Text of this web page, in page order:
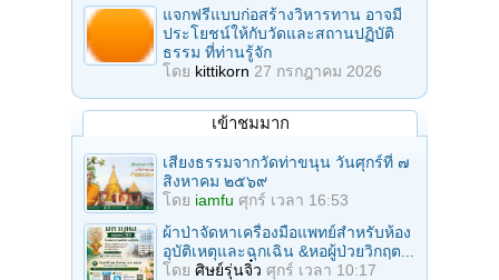
แจกฟรีแบบก่อสร้างวิหารทาน อาจมี
ประโยชน์ให้กับวัดและสถานปฏิบัติ
ธรรม ที่ท่านรู้จัก
โดย kittikorn 27 กรกฎาคม 2026
เข้าชมมาก
เสียงธรรมจากวัดท่าขนุน วันศุกร์ที่ ๗
สิงหาคม ๒๕๖๙
โดย iamfu ศุกร์ เวลา 16:53
ผ้าป่าจัดหาเครื่องมือแพทย์สำหรับห้อง
อุบัติเหตุและฉุกเฉิน &หอผู้ป่วยวิกฤต...
โดย ศิษย์รุ่นจิ๋ว ศุกร์ เวลา 10:17